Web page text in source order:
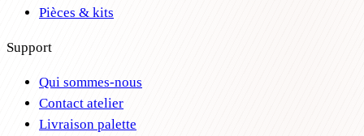
Pièces & kits
Support
Qui sommes-nous
Contact atelier
Livraison palette